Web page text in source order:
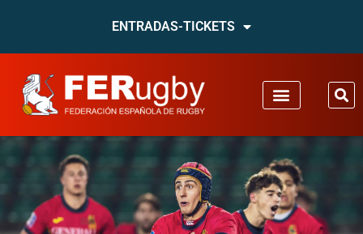
ENTRADAS-TICKETS